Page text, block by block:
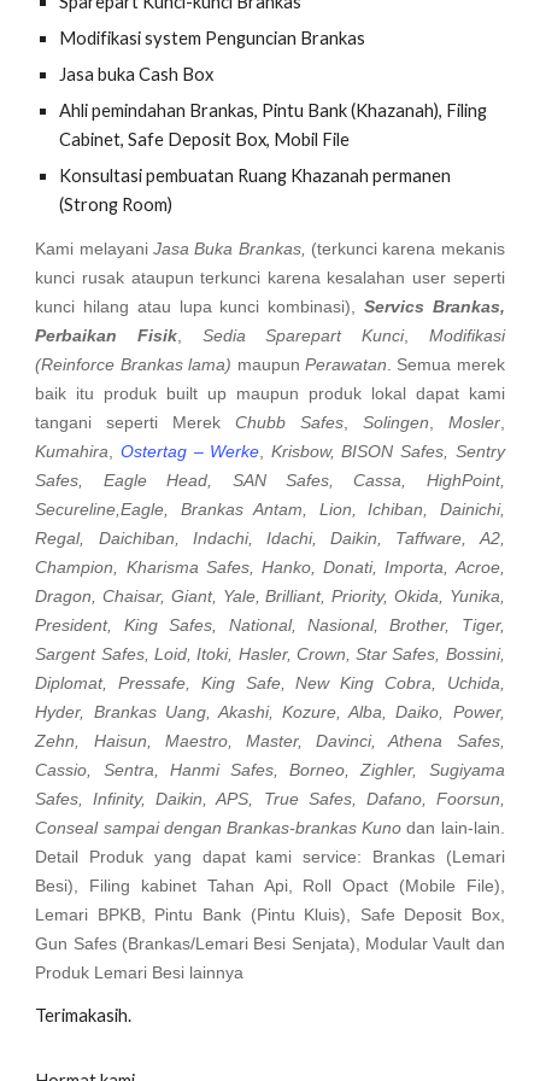
Modifikasi system Penguncian Brankas
Jasa buka Cash Box
Ahli pemindahan Brankas, Pintu Bank (Khazanah), Filing
Cabinet, Safe Deposit Box, Mobil File
Konsultasi pembuatan Ruang Khazanah permanen
(Strong Room)
Kami melayaniJasa Buka Brankas, (terkunci karena mekanis
kunci rusak ataupun terkunci karena kesalahan user seperti
kunci hilang atau lupa kunci kombinasi), Servics Brankas,
Perbaikan Fisik
Sedia Sparepart Kunci, Modifikasi
(Reinforce Brankas lama) maupun Perawatan . Semua merek
baik itu produk built up maupun produk lokal dapat kami
tangani seperti Merek Chubb Safes, Solingen Mosler,
Kumahira ,Ostertag – Werke
Krisbow, BISON Safes, Sentry
Safes, Eagle Head, SAN Safes, Cassa, HighPoint,
Secureline,Eagle, Brankas Antam, Lion, Ichiban, Dainichi,
Regal, Daichiban, Indachi, Idachi, Daikin, Taffware, A2,
Champion, Kharisma Safes, Hanko, Donati, Importa, Acroe,
Dragon, Chaisar, Giant, Yale, Brilliant, Priority, Okida, Yunika,
President, King Safes, National, Nasional, Brother, Tiger,
Sargent Safes, Loid, Itoki, Hasler, Crown, Star Safes, Bossini,
Diplomat, Pressafe, King Safe, New King Cobra, Uchida,
Hyder, Brankas Uang, Akashi, Kozure, Alba, Daiko, Power,
Zehn, Haisun, Maestro, Master, Davinci, Athena Safes,
Cassio, Sentra, Hanmi Safes, Borneo, Zighler, Sugiyama
Safes, Infinity, Daikin, APS, True Safes, Dafano, Foorsun,
Conseal sampai dengan Brankas-brankas Kuno dan lain-lain.
Detail Produk yang dapat kami service: Brankas (Lemari
Besi), Filing kabinet Tahan Api, Roll Opact (Mobile File),
Lemari BPKB, Pintu Bank (Pintu Kluis), Safe Deposit Box,
Gun Safes (Brankas/Lemari Besi Senjata), Modular Vault dan
Produk Lemari Besi lainnya
Terimakasih.